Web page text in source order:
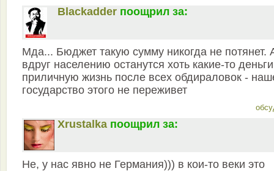
Blackadder поощрил за:
Мда... Бюджет такую сумму никогда не потянет.
вдруг населению останутся хоть какие-то
приличную жизнь после всех обдираловок -
государство этого не переживет
Xrustalka поощрил за:
Не, у нас явно не Германия))) в кои-то веки это